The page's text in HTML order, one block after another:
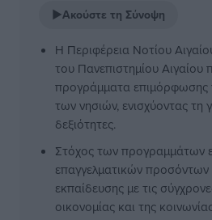
▶Ακούστε τη Σύνοψη
Η Περιφέρεια Νοτίου
του Πανεπιστημίου
προγράμματα επιμόρφωσης
των νησιών, ενισχύοντας τη
δεξιότητες.
Στόχος των προγραμμάτων
επαγγελματικών προσόντων
εκπαίδευσης με τις
οικονομίας και της